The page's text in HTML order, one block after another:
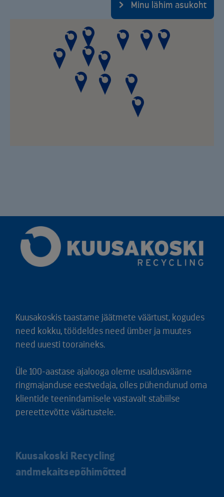
Minu lähim asukoht
Kuusakoskis taastame jäätmete väärtust, kogudes
need kokku, töödeldes need ümber ja muutes
need uuesti tooraineks.
Üle 100-aastase ajalooga oleme usaldusväärne
ringmajanduse eestvedaja, olles pühendunud oma
klientide teenindamisele vastavalt stabiilse
pereettevõtte väärtustele.
Kuusakoski Recycling
andmekaitsepõhimõtted